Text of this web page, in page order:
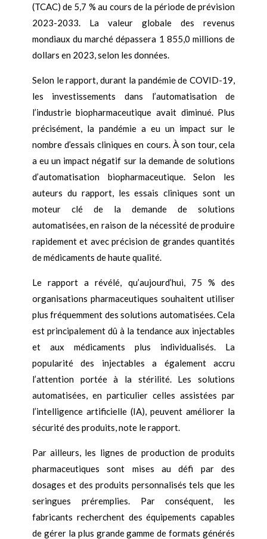
(TCAC) de 5,7 % au cours de la période de prévision
2023-2033. La valeur globale des revenus
mondiaux du marché dépassera 1 855,0 millions de
dollars en 2023, selon les données.
Selon le rapport, durant la pandémie de COVID-19,
les investissements dans l’automatisation de
l’industrie biopharmaceutique avait diminué. Plus
précisément, la pandémie a eu un impact sur le
nombre d’essais cliniques en cours. À son tour, cela
a eu un impact négatif sur la demande de solutions
d’automatisation biopharmaceutique. Selon les
auteurs du rapport, les essais cliniques sont un
moteur clé de la demande de solutions
automatisées, en raison de la nécessité de produire
rapidement et avec précision de grandes quantités
de médicaments de haute qualité.
Le rapport a révélé, qu’aujourd’hui, 75 % des
organisations pharmaceutiques souhaitent utiliser
plus fréquemment des solutions automatisées. Cela
est principalement dû à la tendance aux injectables
et aux médicaments plus individualisés. La
popularité des injectables a également accru
l’attention portée à la stérilité. Les solutions
automatisées, en particulier celles assistées par
l’intelligence artificielle (IA), peuvent améliorer la
sécurité des produits, note le rapport.
Par ailleurs, les lignes de production de produits
pharmaceutiques sont mises au défi par des
dosages et des produits personnalisés tels que les
seringues préremplies. Par conséquent, les
fabricants recherchent des équipements capables
de gérer la plus grande gamme de formats générés